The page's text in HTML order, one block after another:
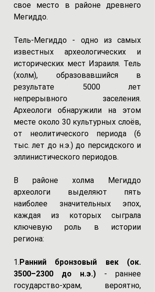
свое место в районе древнего
Мегиддо.
Тель-Мегиддо - одно из самых
известных археологических и
исторических мест Израиля. Тель
(холм), образовавшийся в
результате 5000 лет
непрерывного заселения.
Археологи обнаружили на этом
месте около 30 культурных слоёв,
от неолитического периода (6
тыс. лет до н.э.) до персидского и
эллинистического периодов.
В районе холма Мегиддо
археологи выделяют пять
наиболее значительных эпох,
каждая из которых сыграла
ключевую роль в истории
региона:
1. Ранний бронзовый век (ок.
3500–2300 до н.э.) - раннее
государство-храм, вероятно,